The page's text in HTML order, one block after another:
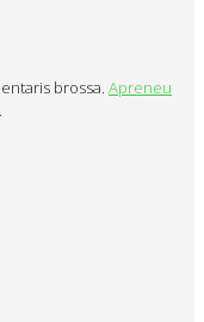
brossa. Apreneu
.